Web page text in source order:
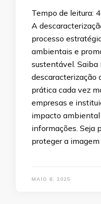
Tempo de leitura: 4
A
processo
ambientais e
sustentável. Saiba
descaracterização
prática cada vez
empresas e
impacto ambiental
informações. Seja
proteger a imagem
MAIO 8, 2025